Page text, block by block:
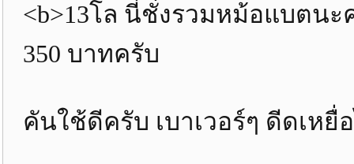
<b>13โล นี่ชั่งรวมหม้อแบตน
350 บาทครับ
คันใช้ดีครับ เบาเวอร์ๆ ดีดเหยื่